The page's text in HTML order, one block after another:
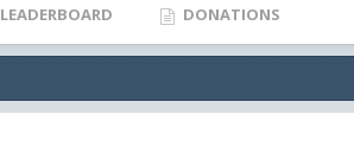
LEADERBOARD DONATIONS